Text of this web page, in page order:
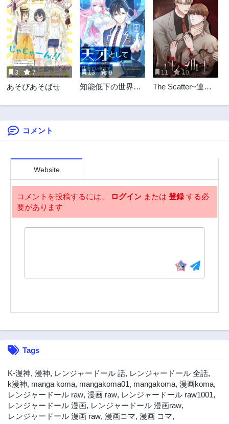
3年前 3年前
36話
3年前
35話
3年前
34話
3年前
33話
3年前
32話
3年前
31話
3年前
30話 29話
28話
26話
24話
3年前
23話
3年前
22話
12話
3年前
10話
3年前
9話
3年前
8話
3年前
7話
3年前
3 7
あそびあそばせ
13 9
知能低下の世界で
いきます
11 10
The Scatter~連続
コメント
Website
コメントを投稿するには、 ログイン または 登録する必
要があります
Tags
K-漫神, 漫神, レンジャードール 話, レンジャードール 全話,
k漫神, manga koma, mangakoma01, mangakoma, 漫画koma,
レンジャードール raw, 漫画 raw, レンジャードール raw1001,
レンジャードール 漫画, レンジャードール 漫画raw,
レンジャードール 漫画 raw, 漫画コマ, 漫画 コマ,